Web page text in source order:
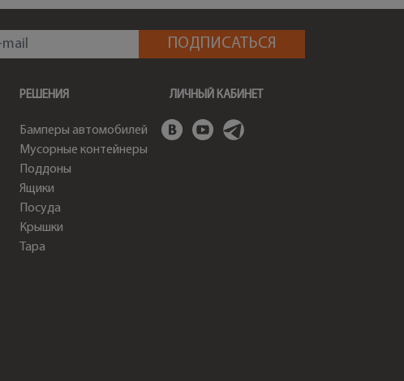
РЕШЕНИЯ
Бамперы автомобилей
Мусорные контейнеры
Поддоны
Ящики
Посуда
Крышки
Тара
ЛИЧНЫЙ КАБИНЕТ